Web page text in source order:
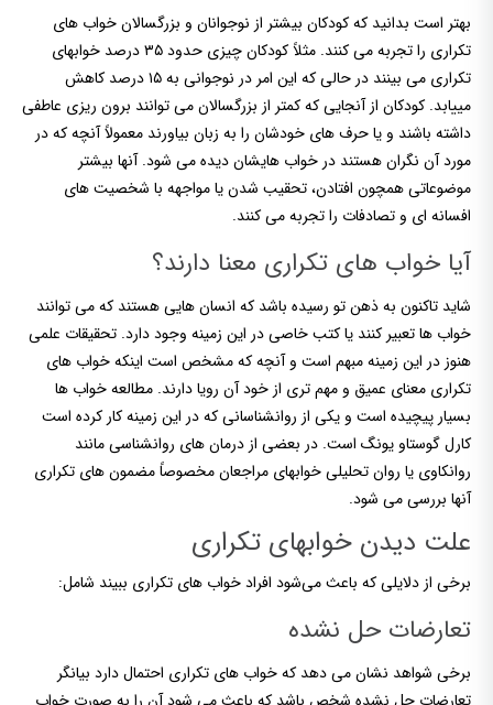
بهتر است بدانید که کودکان بیشتر از نوجوانان و بزرگسالان خواب های
تکراری را تجربه می کنند. مثلاً کودکان چیزی حدود ۳۵ درصد خوابهای
تکراری می بینند در حالی که این امر در نوجوانی به ۱۵ درصد کاهش
مییابد. کودکان از آنجایی که کمتر از بزرگسالان می توانند برون ریزی عاطفی
داشته باشند و یا حرف های خودشان را به زبان بیاورند معمولاً آنچه که در
مورد آن نگران هستند در خواب هایشان دیده می شود. آنها بیشتر
موضوعاتی همچون افتادن، تحقیب شدن یا مواجهه با شخصیت های
افسانه ای و تصادفات را تجربه می کنند.
آیا خواب های تکراری معنا دارند؟
شاید تاکنون به ذهن تو رسیده باشد که انسان هایی هستند که می توانند
خواب ها تعبیر کنند یا کتب خاصی در این زمینه وجود دارد. تحقیقات علمی
هنوز در این زمینه مبهم است و آنچه که مشخص است اینکه خواب های
تکراری معنای عمیق و مهم تری از خود آن رویا دارند. مطالعه خواب ها
بسیار پیچیده است و یکی از روانشناسانی که در این زمینه کار کرده است
کارل گوستاو یونگ است. در بعضی از درمان های روانشناسی مانند
روانکاوی یا روان تحلیلی خوابهای مراجعان مخصوصاً مضمون های تکراری
آنها بررسی می شود.
علت دیدن خوابهای تکراری
برخی از دلایلی که باعث می‌شود افراد خواب های تکراری ببیند شامل:
تعارضات حل نشده
برخی شواهد نشان می دهد که خواب های تکراری احتمال دارد بیانگر